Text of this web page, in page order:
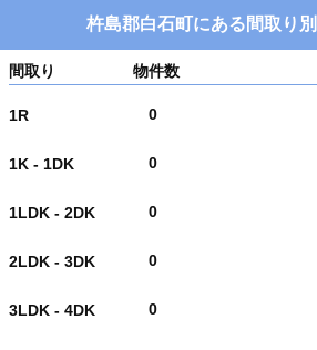
杵島郡白石町にある間取り
間取り 物件数
1R 0
1K - 1DK 0
1LDK - 2DK 0
2LDK - 3DK 0
3LDK - 4DK 0